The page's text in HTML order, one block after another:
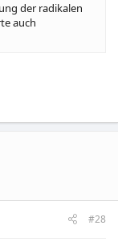
der radikalen
auch
#28